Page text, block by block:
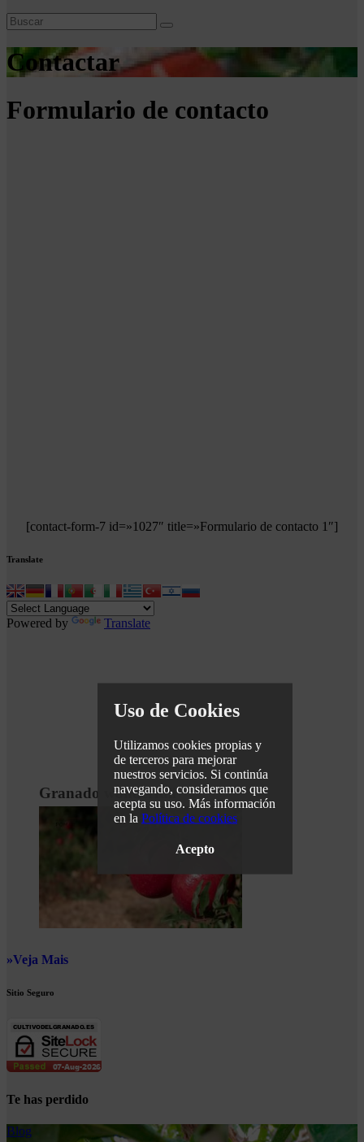
Contactar
Formulario de contacto
[contact-form-7 id=»1027″ title=»Formulario de contacto 1″]
Translate
Powered by Translate
Granado wonderfull
Veja Mais
Sitio Seguro
Te has perdido
Blog
Uso de Cookies
Utilizamos cookies propias y
de terceros para mejorar
nuestros servicios. Si continúa
navegando, consideramos que
acepta su uso. Más información
en la Política de cookies
Acepto